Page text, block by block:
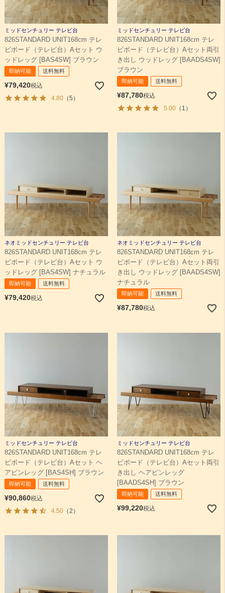
ミッドセンチュリー テレビ台
826STANDARD UNIT168cm テレ
ビボード（テレビ台）Aセット ウ
ッドレッグ [BAS4SW] ブラウン
即納可能 送料無料
¥79,420税込
4.80（5）
ミッドセンチュリー テレビ台
826STANDARD UNIT168cm テレ
ビボード（テレビ台）Aセット両引
き出し ウッドレッグ [BAADS4SW]
ブラウン
即納可能 送料無料
¥87,780税込
5.00（1）
ネオミッドセンチュリー テレビ台
826STANDARD UNIT168cm テレ
ビボード（テレビ台）Aセット ウ
ッドレッグ [BAS4SW] ナチュラル
即納可能 送料無料
¥79,420税込
ネオミッドセンチュリー テレビ台
826STANDARD UNIT168cm テレ
ビボード（テレビ台）Aセット両引
き出し ウッドレッグ [BAADS4SW]
ナチュラル
即納可能 送料無料
¥87,780税込
ミッドセンチュリー テレビ台
826STANDARD UNIT168cm テレ
ビボード（テレビ台）Aセット ヘ
アピンレッグ [BAS4SH] ブラウン
即納可能 送料無料
¥90,860税込
4.50（2）
ミッドセンチュリー テレビ台
826STANDARD UNIT168cm テレ
ビボード（テレビ台）Aセット両引
き出し ヘアピンレッグ
[BAADS4SH] ブラウン
即納可能 送料無料
¥99,220税込